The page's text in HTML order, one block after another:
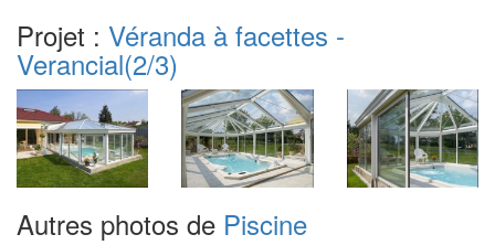
Projet : Véranda à facettes -
Verancial(2/3)
Autres photos de Piscine